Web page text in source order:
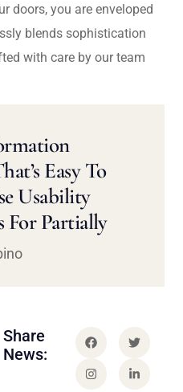
doors, you are enveloped
blends sophistication
with care by our team
Easy To
Usability
For Partially
Share
News: